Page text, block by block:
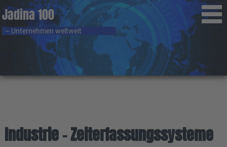
Jadina 100
– Unternehmen weltweit
Industrie - Zeiterfassungssysteme